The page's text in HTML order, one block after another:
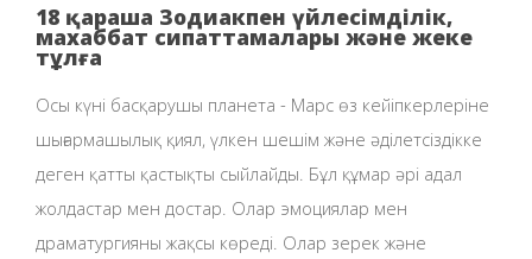
18 қараша Зодиакпен үйлесімділік,
махаббат сипаттамалары және жеке
тұлға
Осы күні басқарушы планета - Марс өз кейіпкерлеріне
шығармашылық қиял, үлкен шешім және әділетсіздікке
деген қатты қастықты сыйлайды. Бұл құмар әрі адал
жолдастар мен достар. Олар эмоциялар мен
драматургияны жақсы көреді. Олар зерек және